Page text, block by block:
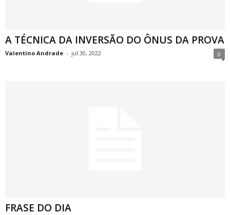
A TÉCNICA DA INVERSÃO DO ÔNUS DA PROVA
Valentino Andrade - jul 30, 2022 0
FRASE DO DIA